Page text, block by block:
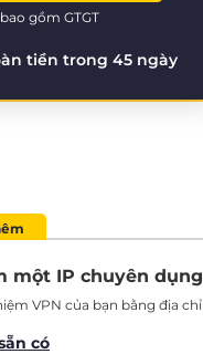
tiền trong 45 ngày
gồm GTGT
một IP chuyên
VPN của bạn bằng địa
có